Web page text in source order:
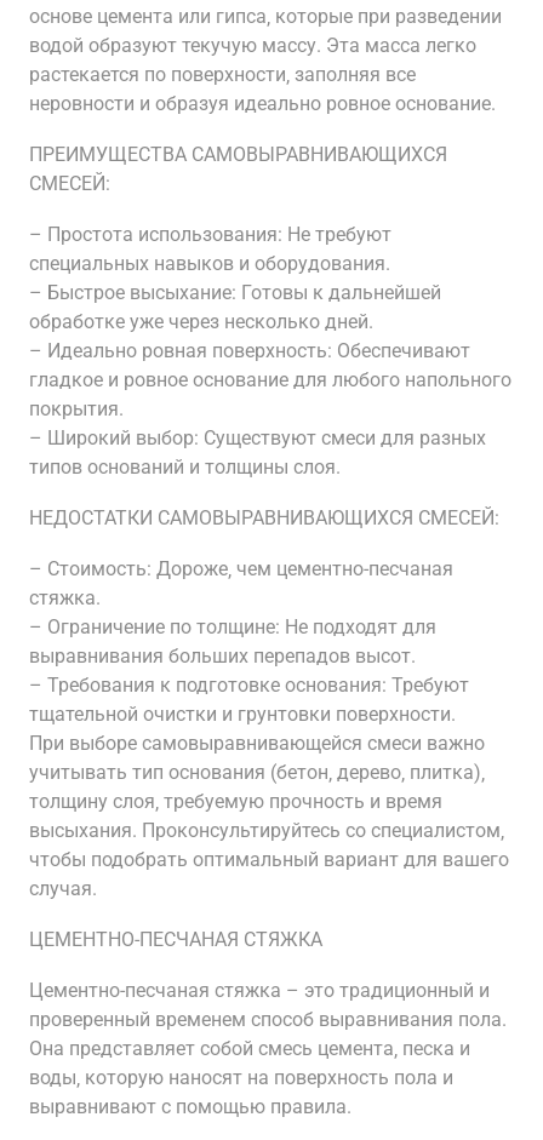
основе цемента или гипса‚ которые при разведении
водой образуют текучую массу. Эта масса легко
растекается по поверхности‚ заполняя все
неровности и образуя идеально ровное основание.
ПРЕИМУЩЕСТВА САМОВЫРАВНИВАЮЩИХСЯ
СМЕСЕЙ:
– Простота использования: Не требуют
специальных навыков и оборудования.
– Быстрое высыхание: Готовы к дальнейшей
обработке уже через несколько дней.
– Идеально ровная поверхность: Обеспечивают
гладкое и ровное основание для любого напольного
покрытия.
– Широкий выбор: Существуют смеси для разных
типов оснований и толщины слоя.
НЕДОСТАТКИ САМОВЫРАВНИВАЮЩИХСЯ СМЕСЕЙ:
– Стоимость: Дороже‚ чем цементно-песчаная
стяжка.
– Ограничение по толщине: Не подходят для
выравнивания больших перепадов высот.
– Требования к подготовке основания: Требуют
тщательной очистки и грунтовки поверхности.
При выборе самовыравнивающейся смеси важно
учитывать тип основания (бетон‚ дерево‚ плитка)‚
толщину слоя‚ требуемую прочность и время
высыхания. Проконсультируйтесь со специалистом‚
чтобы подобрать оптимальный вариант для вашего
случая.
ЦЕМЕНТНО-ПЕСЧАНАЯ СТЯЖКА
Цементно-песчаная стяжка – это традиционный и
проверенный временем способ выравнивания пола.
Она представляет собой смесь цемента‚ песка и
воды‚ которую наносят на поверхность пола и
выравнивают с помощью правила.